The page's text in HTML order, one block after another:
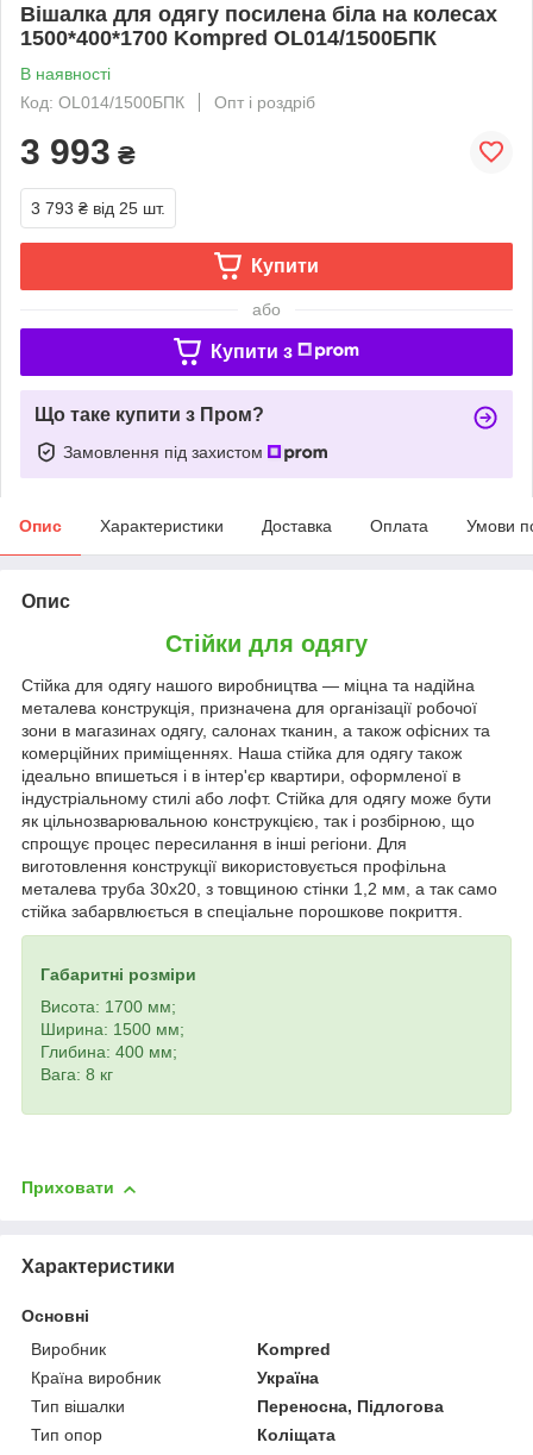
Вішалка для одягу посилена біла на колесах
1500*400*1700 Kompred OL014/1500БПК
В наявності
Код: OL014/1500БПК
Опт і роздріб
3 993 ₴
3 793 ₴ від 25 шт.
Купити
або
Купити з
Що таке купити з Пром?
Замовлення під захистом
Опис Характеристики Доставка Оплата Умови
Опис
Стійки для одягу
Стійка для одягу нашого виробництва — міцна та надійна
металева конструкція, призначена для організації робочої
зони в магазинах одягу, салонах тканин, а також офісних та
комерційних приміщеннях. Наша стійка для одягу також
ідеально впишеться і в інтер'єр квартири, оформленої в
індустріальному стилі або лофт. Стійка для одягу може бути
як цільнозварювальною конструкцією, так і розбірною, що
спрощує процес пересилання в інші регіони. Для
виготовлення конструкції використовується профільна
металева труба 30х20, з товщиною стінки 1,2 мм, а так само
стійка забарвлюється в спеціальне порошкове покриття.
Габаритні розміри
Висота: 1700 мм;
Ширина: 1500 мм;
Глибина: 400 мм;
Вага: 8 кг
Приховати
Характеристики
Основні
Виробник
Kompred
Країна виробник
Україна
Тип вішалки
Переносна, Підлогова
Тип опор
Коліщата